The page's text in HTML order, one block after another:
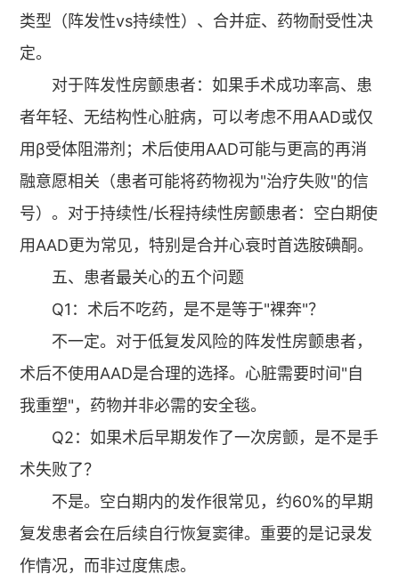
类型（阵发性vs持续性）、合并症、药物耐受性决
定。
对于阵发性房颤患者：如果手术成功率高、患
者年轻、无结构性心脏病，可以考虑不用AAD或仅
用β受体阻滞剂；术后使用AAD可能与更高的再消
融意愿相关（患者可能将药物视为"治疗失败"的信
号）。对于持续性/长程持续性房颤患者：空白期使
用AAD更为常见，特别是合并心衰时首选胺碘酮。
五、患者最关心的五个问题
Q1：术后不吃药，是不是等于"裸奔"？
不一定。对于低复发风险的阵发性房颤患者，
术后不使用AAD是合理的选择。心脏需要时间"自
我重塑"，药物并非必需的安全毯。
Q2：如果术后早期发作了一次房颤，是不是手
术失败了？
不是。空白期内的发作很常见，约60%的早期
复发患者会在后续自行恢复窦律。重要的是记录发
作情况，而非过度焦虑。